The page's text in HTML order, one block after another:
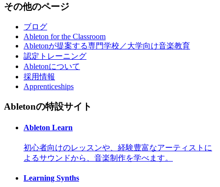
その他のページ
ブログ
Ableton for the Classroom
Abletonが提案する専門学校／大学向け音楽教育
認定トレーニング
Abletonについて
採用情報
Apprenticeships
Abletonの特設サイト
Ableton Learn
初心者向けのレッスンや、経験豊富なアーティストに
よるサウンドから、音楽制作を学べます。
Learning Synths